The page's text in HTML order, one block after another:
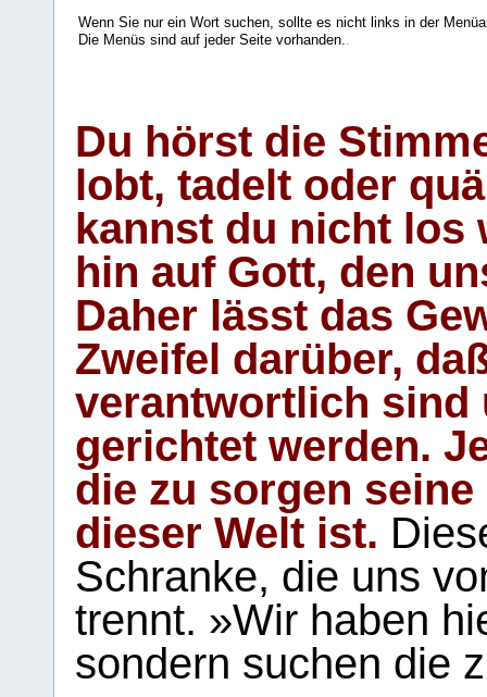
Wenn Sie nur ein Wort suchen, sollte es nicht links in der
Die Menüs sind auf jeder Seite vorhanden..
Du hörst die
lobt, tadelt oder
kannst du nicht los
hin auf Gott, den
Daher lässt das
Zweifel darüber,
verantwortlich sind
gerichtet werden.
die zu sorgen
dieser Welt ist.
Schranke, die uns
trennt. »Wir haben
sondern suchen die